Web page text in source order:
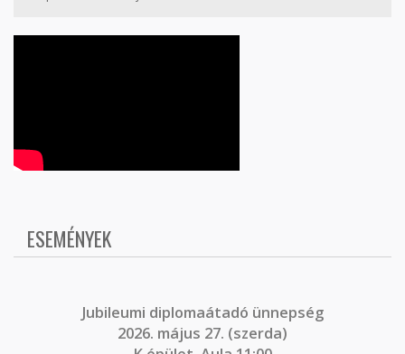
ESEMÉNYEK
Jubileumi diplomaátadó ünnepség
2026. május 27. (szerda)